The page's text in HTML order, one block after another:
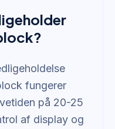
fungerer
på 20-25
af display og